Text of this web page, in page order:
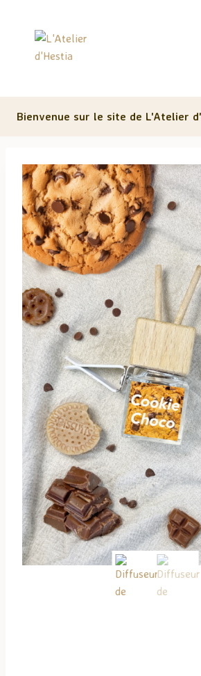
contenu
Bienvenue sur le site de L'Atelier